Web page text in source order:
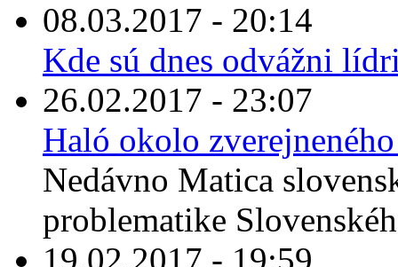
08.03.2017 - 20:14
Kde sú dnes odvážni
26.02.2017 - 23:07
Haló okolo
Nedávno Matica
problematike